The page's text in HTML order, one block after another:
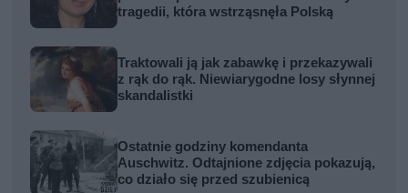
tragedii, która wstrząsnęła Polską
Traktowali ją jak zabawkę i przekazywali
z rąk do rąk. Niewiarygodne losy słynnej
skandalistki
Ostatnie godziny komendanta
Auschwitz. Odtajnione zdjęcia pokazują,
co działo się przed szubienicą